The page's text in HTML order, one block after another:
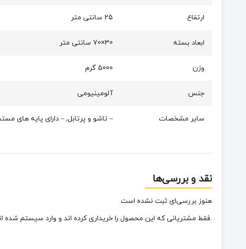
ارتفاع 25 سانتی متر
ابعاد بسته 30×70 سانتی متر
وزن 5000 گرم
جنس آلومینیومی
سایر مشخصات – تاشو و پرتابل, – دارای پایه های
نقد و بررسی‌ها
هنوز بررسی‌ای ثبت نشده است.
.فقط مشتریانی که این محصول را خریداری کرده اند و وارد سیستم شده